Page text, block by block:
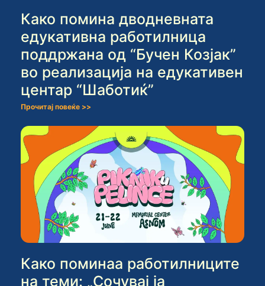
Како помина дводневната
едукативна работилница
поддржана од “Бучен Козјак”
во реализација на едукативен
центар “Шаботиќ”
Прочитај повеќе >>
Како поминаа работилниците
на теми: „Сочувај ја